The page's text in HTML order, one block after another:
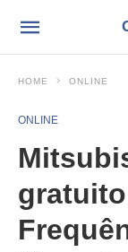
HOME ONLINE
ONLINE